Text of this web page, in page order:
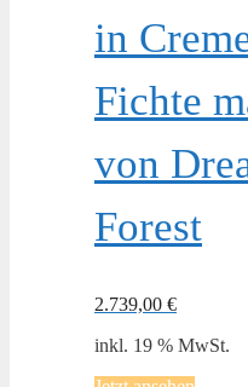
in
Fichte
von
Forest
2.739,00 €
inkl. 19 % MwSt.